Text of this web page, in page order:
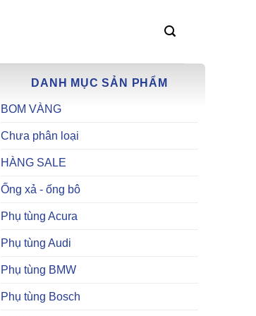
DANH MỤC SẢN PHẨM
BOM VÀNG
Chưa phân loại
HÀNG SALE
Ống xả - ống bô
Phụ tùng Acura
Phụ tùng Audi
Phụ tùng BMW
Phụ tùng Bosch